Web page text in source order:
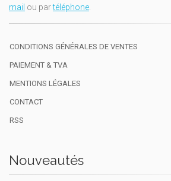
mail ou partéléphone
CONDITIONS GÉNÉRALES DE VENTES
PAIEMENT & TVA
MENTIONS LÉGALES
CONTACT
RSS
Nouveautés